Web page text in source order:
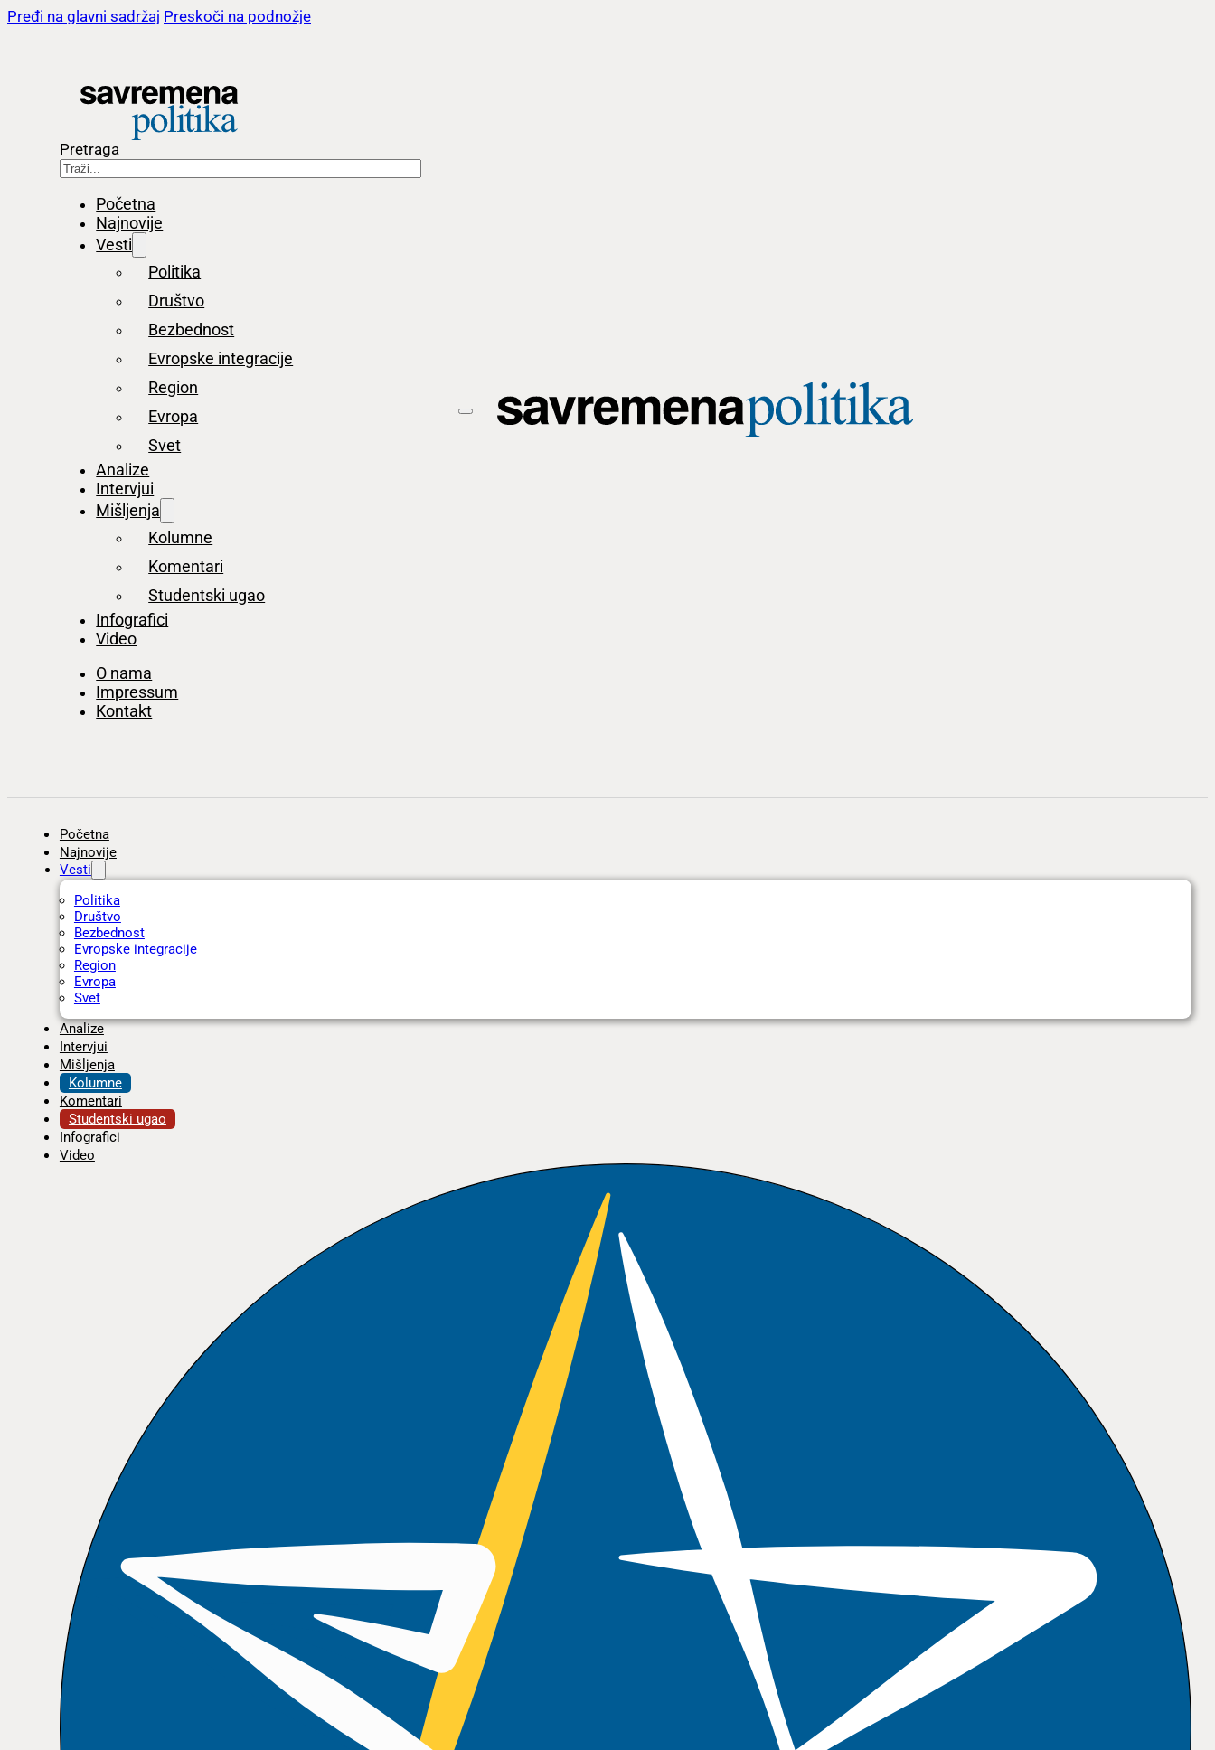
Pređi na glavni sadržaj Preskoči na podnožje
Pretraga
Početna
Najnovije
Vesti
Politika
Društvo
Bezbednost
Evropske integracije
Region
Evropa
Svet
Analize
Intervjui
Mišljenja
Kolumne
Komentari
Studentski ugao
Infografici
Video
O nama
Impressum
Kontakt
Početna
Najnovije
Vesti
Politika
Društvo
Bezbednost
Evropske integracije
Region
Evropa
Svet
Analize
Intervjui
Mišljenja
Kolumne
Komentari
Studentski ugao
Infografici
Video